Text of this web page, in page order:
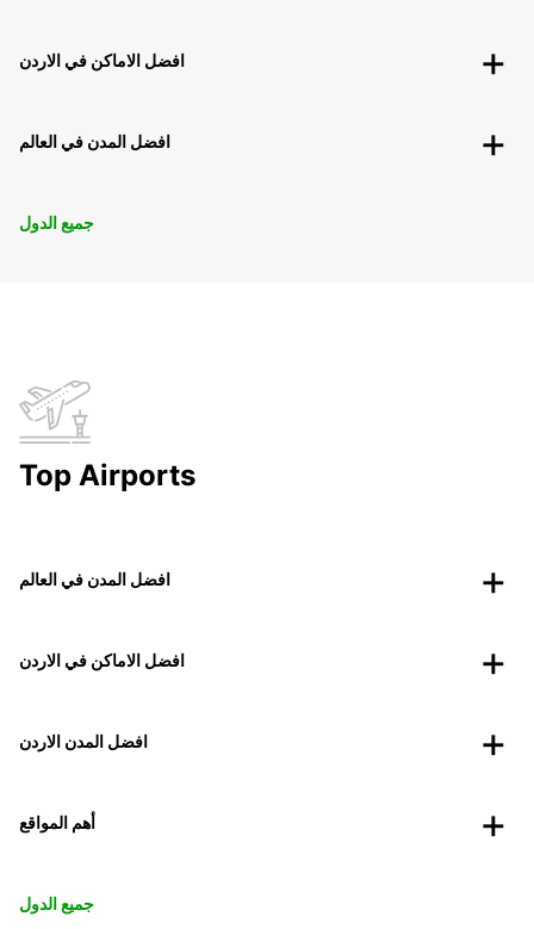
افضل الاماكن في الاردن
افضل المدن في العالم
جميع الدول
Top Airports
افضل المدن في العالم
افضل الاماكن في الاردن
افضل المدن الاردن
أهم المواقع
جميع الدول